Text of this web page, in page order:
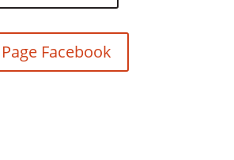
Page Facebook